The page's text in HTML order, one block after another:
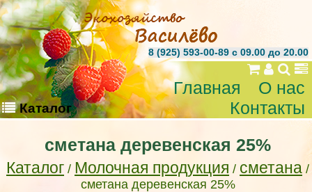
8 (925) 593-00-89 c 09.00 до 20.00
Каталог
Главная
О нас
Контакты
сметана деревенская 25%
Каталог / Молочная продукция / сметана /
сметана деревенская 25%